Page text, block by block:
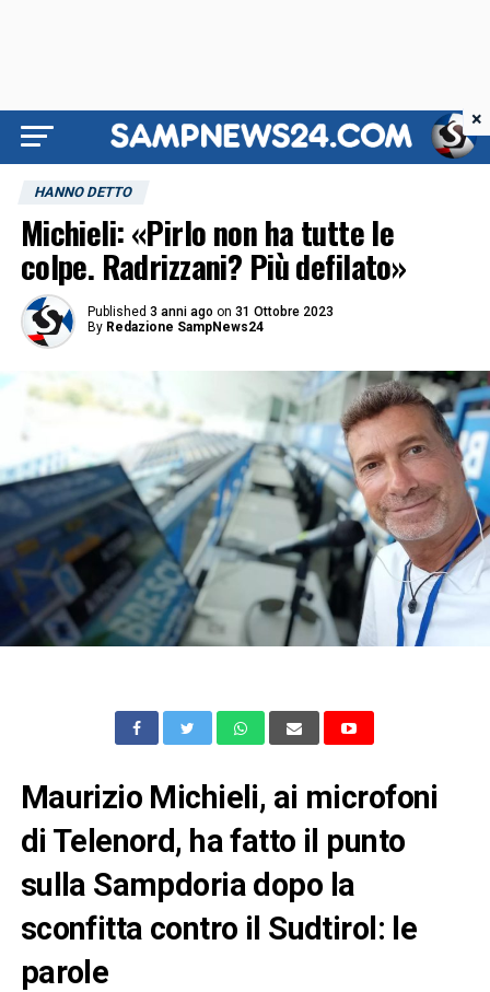
HANNO DETTO
Michieli: «Pirlo non ha tutte le
colpe. Radrizzani? Più defilato»
Published 3 anni ago on 31 Ottobre 2023
By Redazione SampNews24
Maurizio Michieli, ai microfoni
di Telenord, ha fatto il punto
sulla Sampdoria dopo la
sconfitta contro il Sudtirol: le
parole
×